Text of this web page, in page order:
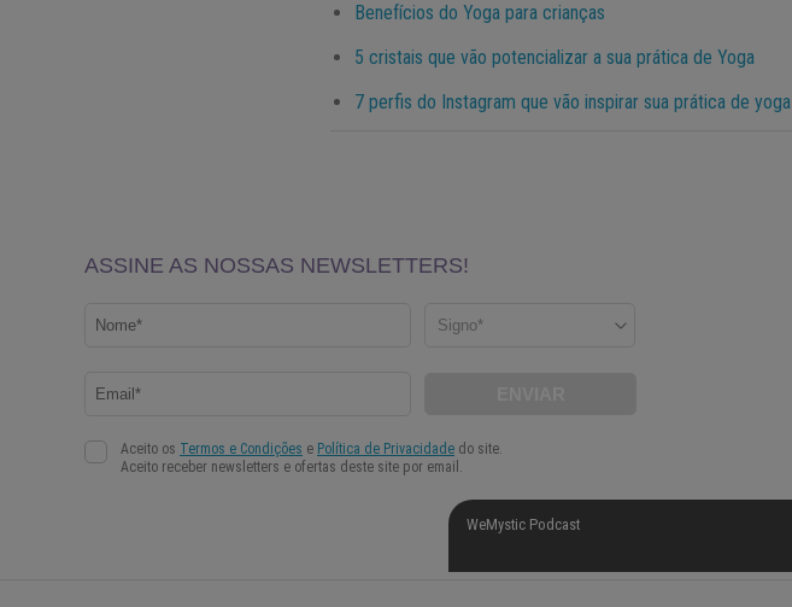
Benefícios do Yoga para crianças
5 cristais que vão potencializar a sua prática de Yoga
7 perfis do Instagram que vão inspirar sua prática de yoga
WeMystic Podcast